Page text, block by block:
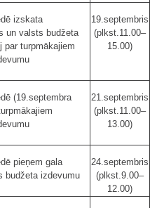
izskata
un valsts budžeta
par turpmākajiem
19.septembris
(plkst.11.00–
15.00)
(19.septembra
21.septembris
(plkst.11.00–
13.00)
pieņem gala
budžeta izdevumu
24.septembris
(plkst.9.00–
12.00)